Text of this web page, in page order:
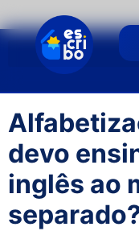
devo
inglês ao